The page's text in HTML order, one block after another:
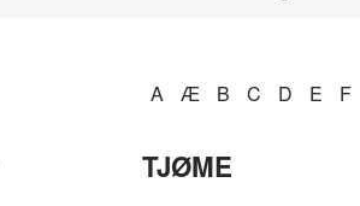
A Æ B C D E F
TJØME